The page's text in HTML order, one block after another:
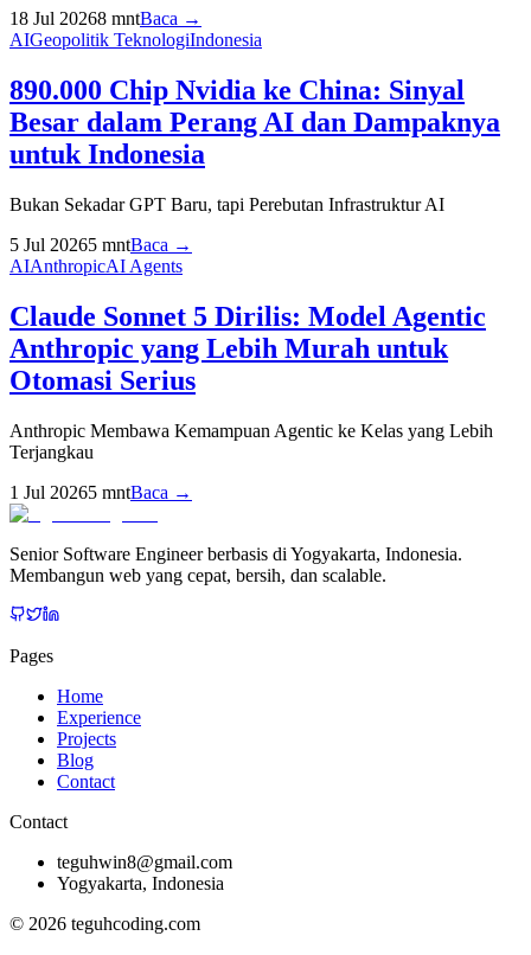
18 Jul 20268 mntBaca →
AIGeopolitik TeknologiIndonesia
890.000 Chip Nvidia ke China: Sinyal
Besar dalam Perang AI dan Dampaknya
untuk Indonesia
Bukan Sekadar GPT Baru, tapi Perebutan Infrastruktur AI
5 Jul 20265 mntBaca →
AIAnthropicAI Agents
Claude Sonnet 5 Dirilis: Model Agentic
Anthropic yang Lebih Murah untuk
Otomasi Serius
Anthropic Membawa Kemampuan Agentic ke Kelas yang Lebih
Terjangkau
1 Jul 20265 mntBaca →
Senior Software Engineer berbasis di Yogyakarta, Indonesia.
Membangun web yang cepat, bersih, dan scalable.
Pages
Home
Experience
Projects
Blog
Contact
Contact
teguhwin8@gmail.com
Yogyakarta, Indonesia
© 2026 teguhcoding.com